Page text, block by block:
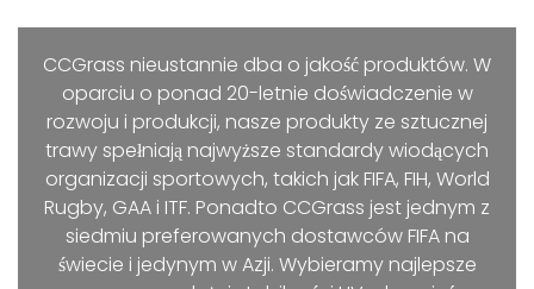
CCGrass nieustannie dba o jakość produktów. W
oparciu o ponad 20-letnie doświadczenie w
rozwoju i produkcji, nasze produkty ze sztucznej
trawy spełniają najwyższe standardy wiodących
organizacji sportowych, takich jak FIFA, FIH, World
Rugby, GAA i ITF. Ponadto CCGrass jest jednym z
siedmiu preferowanych dostawców FIFA na
świecie i jedynym w Azji. Wybieramy najlepsze